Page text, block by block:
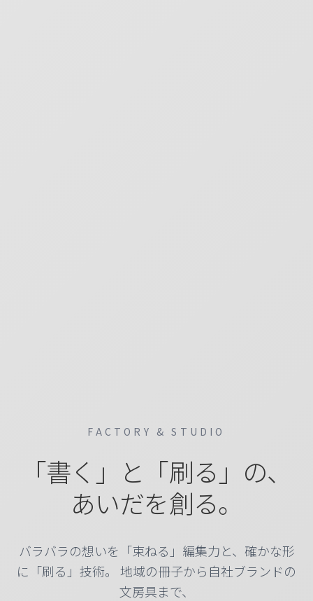
FACTORY & STUDIO
「書く」と「刷る」の、
あいだを創る。
バラバラの想いを「束ねる」編集力と、確かな形
に「刷る」技術。
地域の冊子から自社ブランドの
文房具まで、